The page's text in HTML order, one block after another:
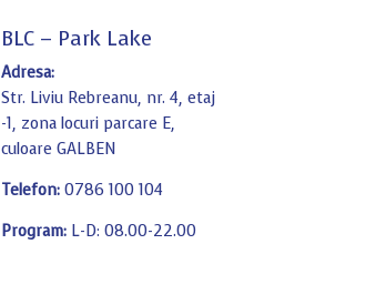
BLC – Park Lake
Adresa:
Str. Liviu Rebreanu, nr. 4, etaj
-1, zona locuri parcare E,
culoare GALBEN
Telefon:0786 100 104
Program: L-D: 08.00-22.00